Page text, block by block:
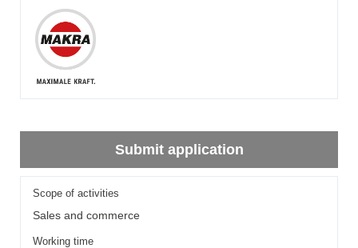
Submit application
Scope of activities
Sales and commerce
Working time